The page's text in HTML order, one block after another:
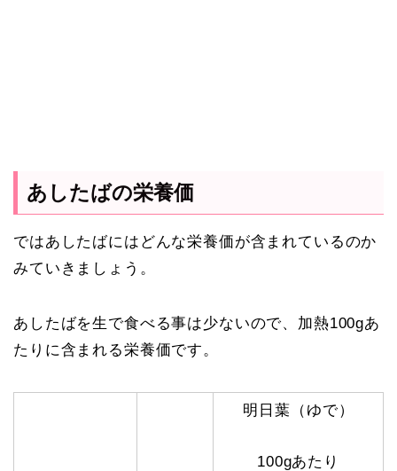
あしたばの栄養価
ではあしたばにはどんな栄養価が含まれているのか
みていきましょう。
あしたばを生で食べる事は少ないので、加熱100gあ
たりに含まれる栄養価です。
明日葉（ゆで）
100gあたり